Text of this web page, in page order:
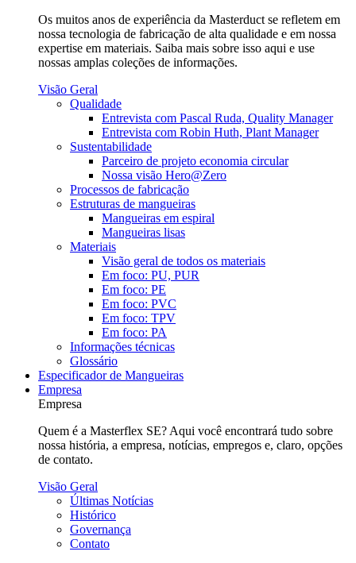
Os muitos anos de experiência da Masterduct se refletem em
nossa tecnologia de fabricação de alta qualidade e em nossa
expertise em materiais. Saiba mais sobre isso aqui e use
nossas amplas coleções de informações.
Visão Geral
Qualidade
Entrevista com Pascal Ruda, Quality Manager
Entrevista com Robin Huth, Plant Manager
Sustentabilidade
Parceiro de projeto economia circular
Nossa visão Hero@Zero
Processos de fabricação
Estruturas de mangueiras
Mangueiras em espiral
Mangueiras lisas
Materiais
Visão geral de todos os materiais
Em foco: PU, PUR
Em foco: PE
Em foco: PVC
Em foco: TPV
Em foco: PA
Informações técnicas
Glossário
Especificador de Mangueiras
Empresa
Empresa
Quem é a Masterflex SE? Aqui você encontrará tudo sobre
nossa história, a empresa, notícias, empregos e, claro, opções
de contato.
Visão Geral
Últimas Notícias
Histórico
Governança
Contato